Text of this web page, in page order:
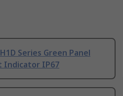
Series Green Panel
Indicator IP67